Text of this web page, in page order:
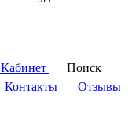
Кабинет
Поиск
Контакты
Отзывы